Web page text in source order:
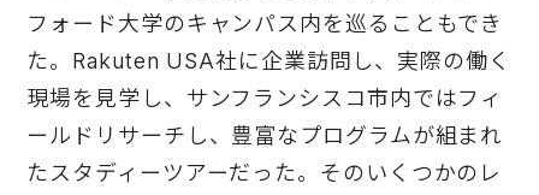
フォード大学のキャンパス内を巡ることもでき
た。Rakuten USA社に企業訪問し、実際の働く
現場を見学し、サンフランシスコ市内ではフィ
ールドリサーチし、豊富なプログラムが組まれ
たスタディーツアーだった。そのいくつかのレ